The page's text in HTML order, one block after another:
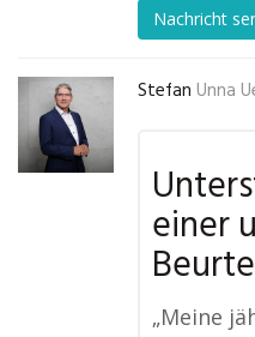
Nachricht
Stefan Unna
einer
„Meine